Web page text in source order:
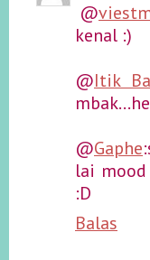
@
kenal :)
@Itik
@Gaphe
lai
:D
Balas